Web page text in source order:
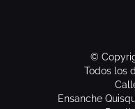
©
Todos los
Ensanche